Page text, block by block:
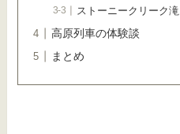
ストーニークリーク滝
高原列車の体験談
まとめ